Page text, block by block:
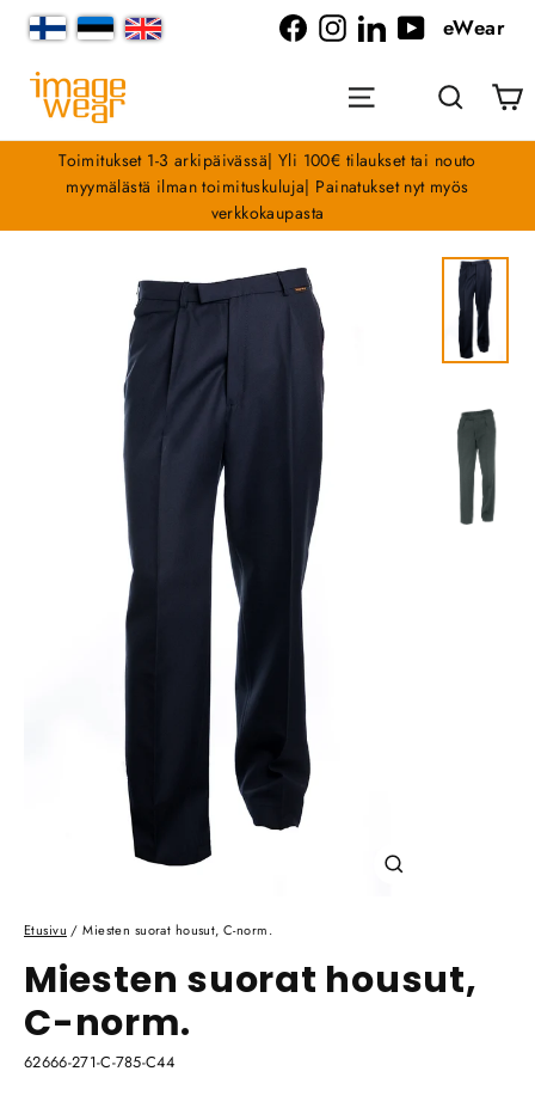
Siirry
sisältöön
eWear
Valikko Haku
Toimitukset 1-3 arkipäivässä| Yli 100€ tilaukset tai nouto
myymälästä ilman toimituskuluja| Painatukset nyt myös
verkkokaupasta
Etusivu / Miesten suorat housut, C-norm.
Miesten suorat housut,
C-norm.
62666-271-C-785-C44